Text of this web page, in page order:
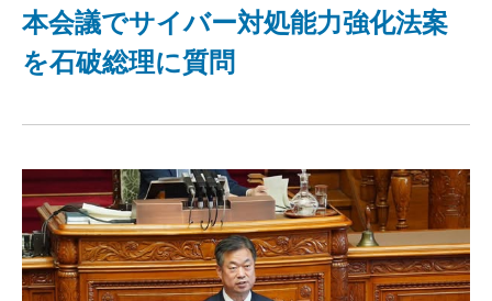
本会議でサイバー対処能力強化法案
を石破総理に質問